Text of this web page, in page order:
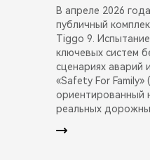
В апреле 2026
публичный
Tiggo 9.
ключевых систем
сценариях
«Safety For Family»
ориентированный
реальных